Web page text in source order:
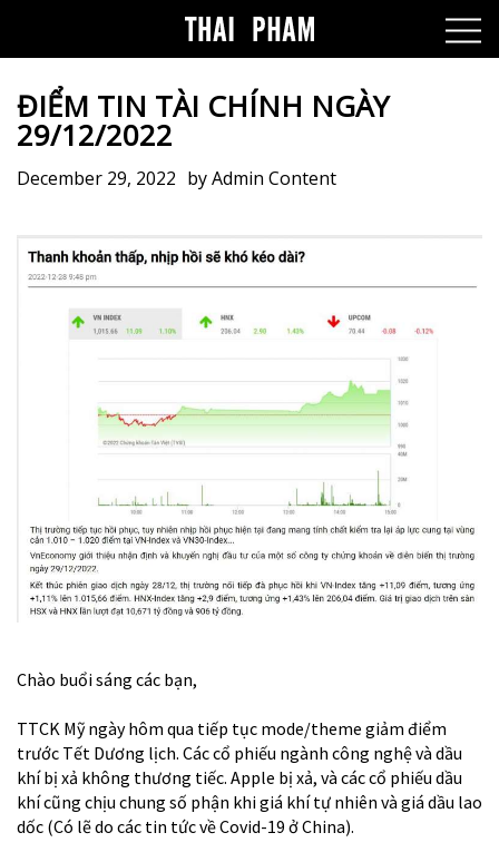
ĐIỂM TIN TÀI CHÍNH NGÀY
29/12/2022
December 29, 2022 byAdmin Content
Chào buổi sáng các bạn,
TTCK Mỹ ngày hôm qua tiếp tục mode/theme giảm điểm
trước Tết Dương lịch. Các cổ phiếu ngành công nghệ và dầu
khí bị xả không thương tiếc. Apple bị xả, và các cổ phiếu dầu
khí cũng chịu chung số phận khi giá khí tự nhiên và giá dầu lao
dốc (Có lẽ do các tin tức về Covid-19 ở China).